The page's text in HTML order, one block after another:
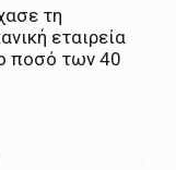
τη
εταιρεία
ποσό των 40